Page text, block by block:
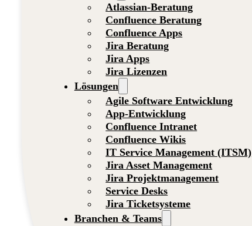
Atlassian-Beratung
Confluence Beratung
Confluence Apps
Jira Beratung
Jira Apps
Jira Lizenzen
Lösungen
Agile Software Entwicklung
App-Entwicklung
Confluence Intranet
Confluence Wikis
IT Service Management (ITSM)
Jira Asset Management
Jira Projektmanagement
Service Desks
Jira Ticketsysteme
Branchen & Teams